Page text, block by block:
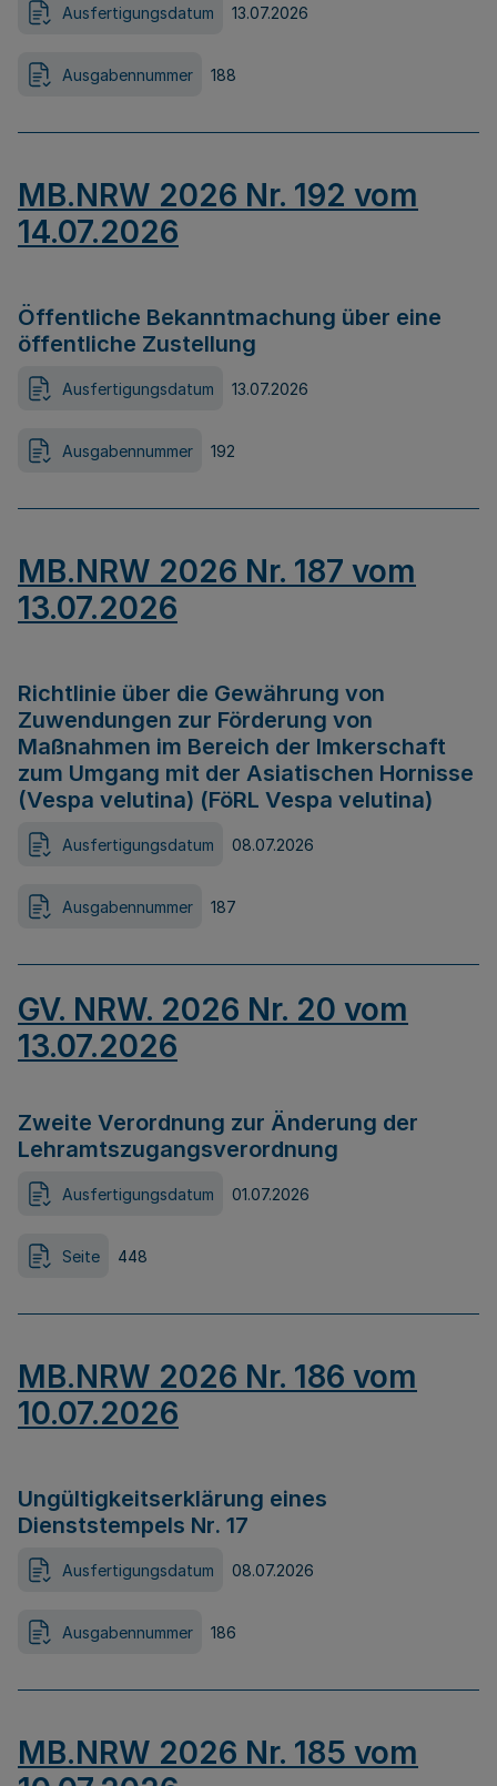
Ausfertigungsdatum 13.07.2026
Ausgabennummer 188
MB.NRW 2026 Nr. 192 vom
14.07.2026
Öffentliche Bekanntmachung über eine
öffentliche Zustellung
Ausfertigungsdatum 13.07.2026
Ausgabennummer 192
MB.NRW 2026 Nr. 187 vom
13.07.2026
Richtlinie über die Gewährung von
Zuwendungen zur Förderung von
Maßnahmen im Bereich der Imkerschaft
zum Umgang mit der Asiatischen Hornisse
(Vespa velutina) (FöRL Vespa velutina)
Ausfertigungsdatum 08.07.2026
Ausgabennummer 187
GV. NRW. 2026 Nr. 20 vom
13.07.2026
Zweite Verordnung zur Änderung der
Lehramtszugangsverordnung
Ausfertigungsdatum 01.07.2026
Seite 448
MB.NRW 2026 Nr. 186 vom
10.07.2026
Ungültigkeitserklärung eines
Dienststempels Nr. 17
Ausfertigungsdatum 08.07.2026
Ausgabennummer 186
MB.NRW 2026 Nr. 185 vom